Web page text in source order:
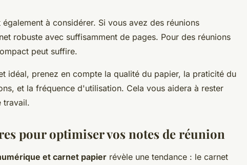
également à considérer. Si vous avez des réunions
robuste avec suffisamment de pages. Pour des réunions
peut suffire.
idéal, prenez en compte la qualité du papier, la praticité du
et la fréquence d'utilisation. Cela vous aidera à rester
travail.
pour optimiser vos notes de réunion
et carnet papier révèle une tendance : le carnet